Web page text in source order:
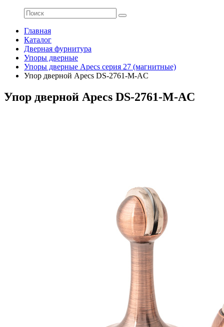
Главная
Каталог
Дверная фурнитура
Упоры дверные
Упоры дверные Apecs серия 27 (магнитные)
Упор дверной Apecs DS-2761-M-AC
Упор дверной Apecs DS-2761-M-AC